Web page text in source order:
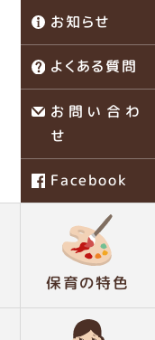
お知らせ
よくある質問
お問い合わ
せ
Facebook
保育の特色